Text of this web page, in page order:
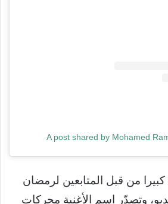
A post shared by Mohamed
من قبل المتابعين لرمضان
وتصدّر اسم الأغنية محركات